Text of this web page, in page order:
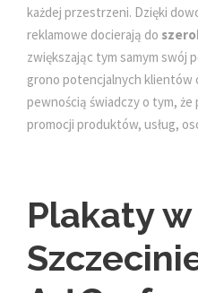
każdej przestrzeni. Dzięki
reklamowe docierają do
zwiększając tym samym swój
grono potencjalnych klientów
pewnością świadczy o tym,
promocji produktów, usług,
Plakaty w